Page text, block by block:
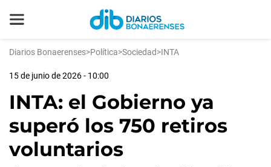
Diarios Bonaerenses>Política>Sociedad>INTA
15 de junio de 2026 - 10:00
INTA: el Gobierno ya
superó los 750 retiros
voluntarios